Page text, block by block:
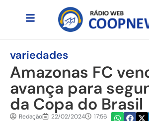
variedades
Amazonas FC
avança para
da Copa do Brasil
Redação 22/02/2024 17:56